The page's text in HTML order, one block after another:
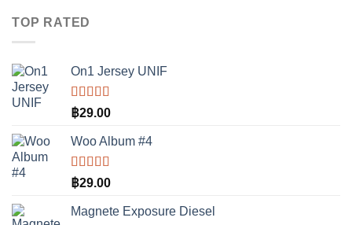
ตั้งแต่ 1-5
คะแนน
TOP RATED
On1 Jersey UNIF
ให้คะแนน
5.00
1-5 คะแนน
฿29.00
Woo Album #4
ให้คะแนน
5.00
1-5 คะแนน
฿29.00
Magnete Exposure Diesel